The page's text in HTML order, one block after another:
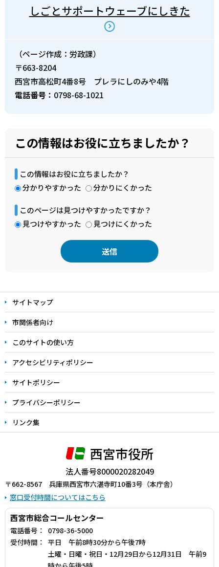
しごとサポートウェーブにしきた
（ページ作成：労政課）
〒663-8204
西宮市高松町4番8号 プレラにしのみや4階
電話番号： 0798-68-1021
この情報はお役に立ちましたか？
この情報はお役に立ちましたか？
分かりやすかった
分かりにくかった
このページは見つけやすかったですか？
見つけやすかった
見つけにくかった
文
こ
こ
ま
で
サイトマップ
市関係者向け
このサイトの使い方
アクセシビリティポリシー
サイトポリシー
プライバシーポリシー
リンク集
西宮市役所
法人番号8000020282049
〒662-8567 兵庫県西宮市六湛寺町10番3号（本庁舎）
窓口受付時間についてはこちら
西宮市総合コールセンター
電話番号：
0798-36-5000
受付時間：
平日 午前8時30分から午後7時
土曜・日曜・祝日・12月29日から12月31日 午前9